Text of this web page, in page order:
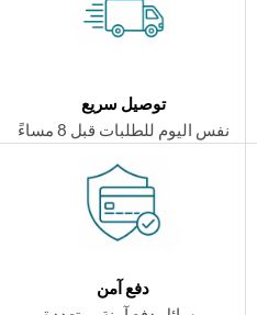
توصيل سريع
نفس اليوم للطلبات قبل 8 مساءً
دفع آمن